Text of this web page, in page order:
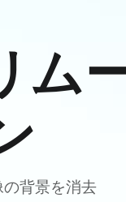
ム
背景を消去